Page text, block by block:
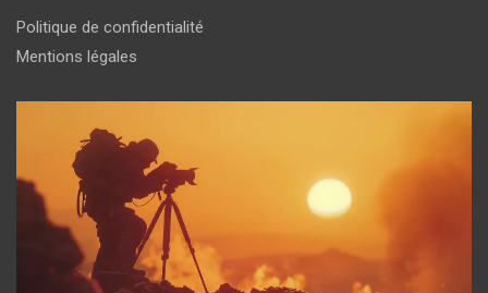
Politique de confidentialité
Mentions légales